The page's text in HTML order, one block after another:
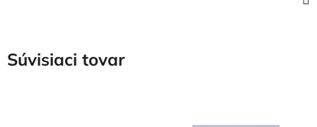
Súvisiaci tovar